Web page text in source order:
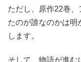
ただし、原作22巻
たのが誰なのかは明
します。
そして、物語が進む